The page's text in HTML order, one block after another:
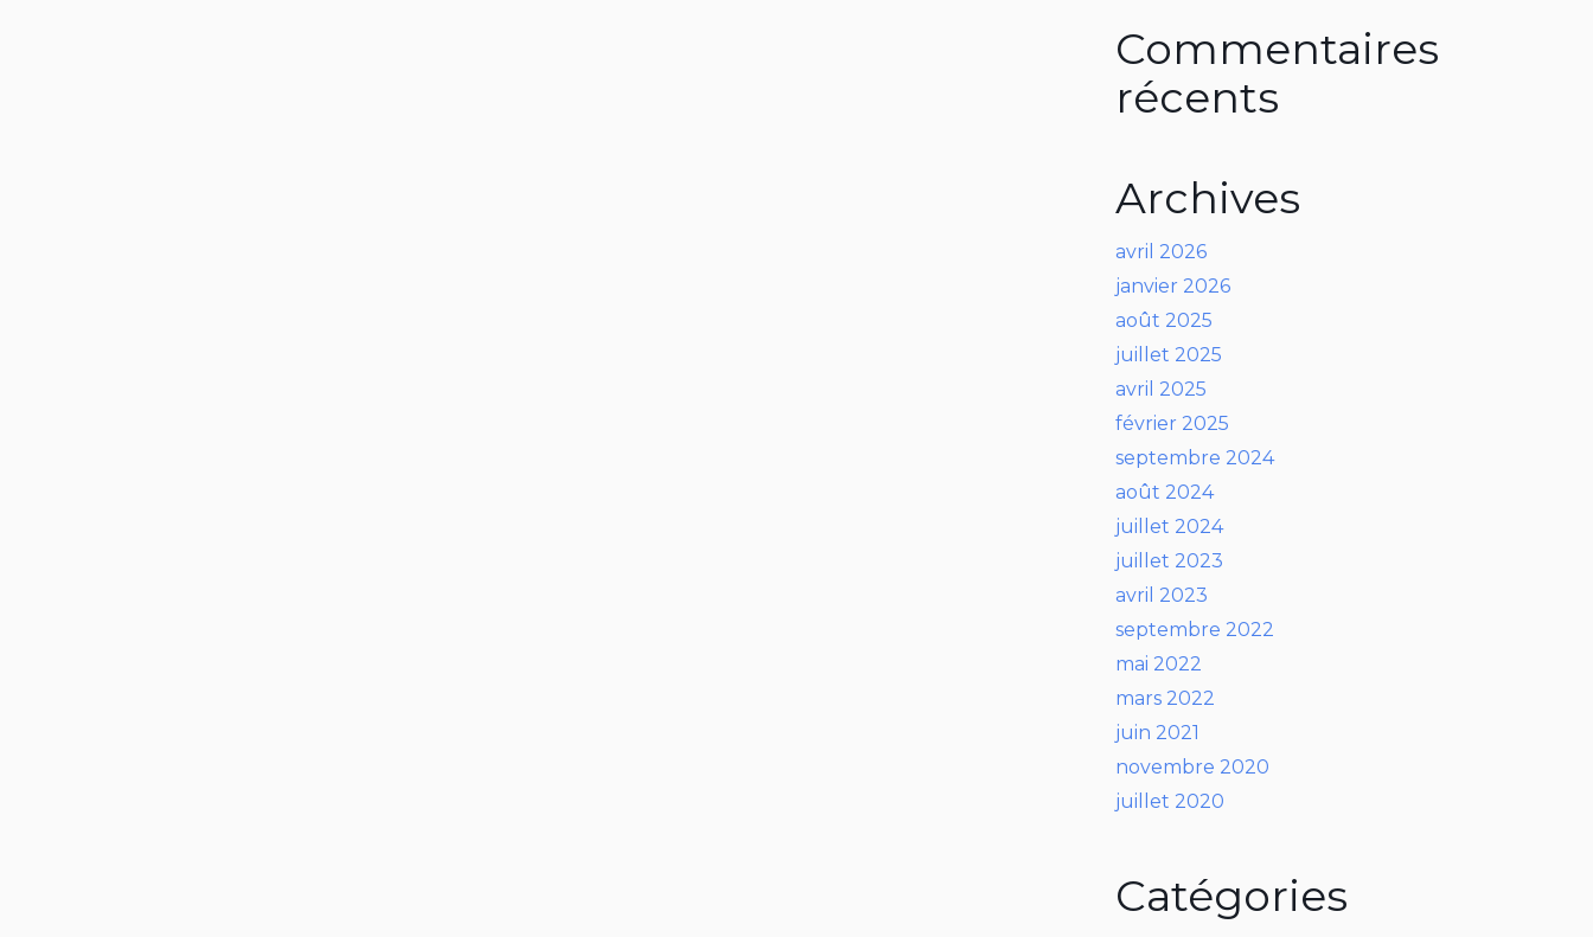
Commentaires
récents
Archives
avril 2026
janvier 2026
août 2025
juillet 2025
avril 2025
février 2025
septembre 2024
août 2024
juillet 2024
juillet 2023
avril 2023
septembre 2022
mai 2022
mars 2022
juin 2021
novembre 2020
juillet 2020
Catégories